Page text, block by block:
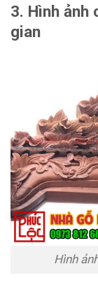
3. Hình ảnh
gian
Hình